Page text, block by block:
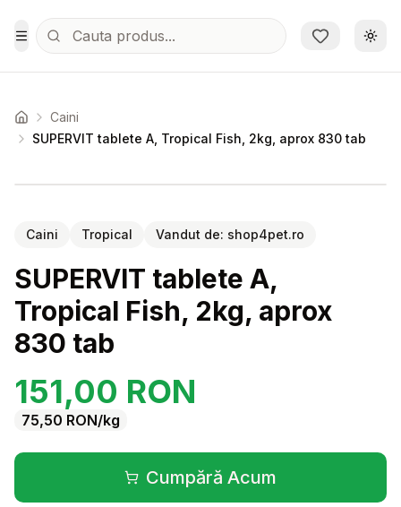
Sari la conținutul principal
Toggle Menu
Acasa Caini
SUPERVIT tablete A, Tropical Fish, 2kg, aprox 830 tab
Caini Tropical Vandut de: shop4pet.ro
SUPERVIT tablete A,
Tropical Fish, 2kg, aprox
830 tab
151,00 RON
75,50 RON/kg
Cumpără Acum
(se deschide într-o filă